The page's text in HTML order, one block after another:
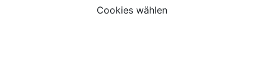
Cookies wählen